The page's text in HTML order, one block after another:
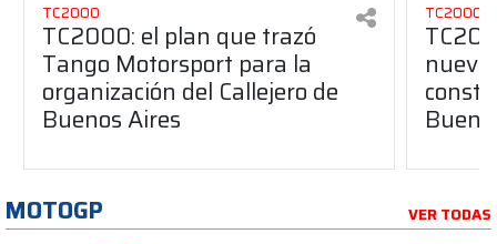
TC2000
TC2000: el plan que trazó
Tango Motorsport para la
organización del Callejero de
Buenos Aires
TC2000
MOTOGP VER TODAS